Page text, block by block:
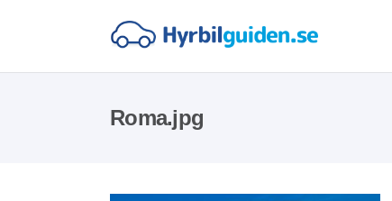
Roma.jpg